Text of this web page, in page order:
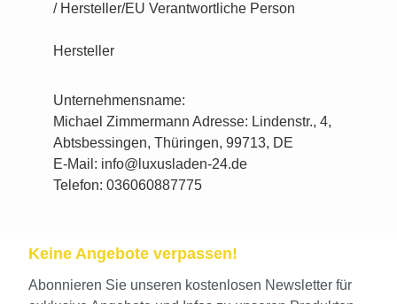
/ Hersteller/EU Verantwortliche Person
Hersteller
Unternehmensname:
Michael Zimmermann Adresse: Lindenstr., 4,
Abtsbessingen, Thüringen, 99713, DE
E-Mail: info@luxusladen-24.de
Telefon: 036060887775
Keine Angebote verpassen!
Abonnieren Sie unseren kostenlosen Newsletter für